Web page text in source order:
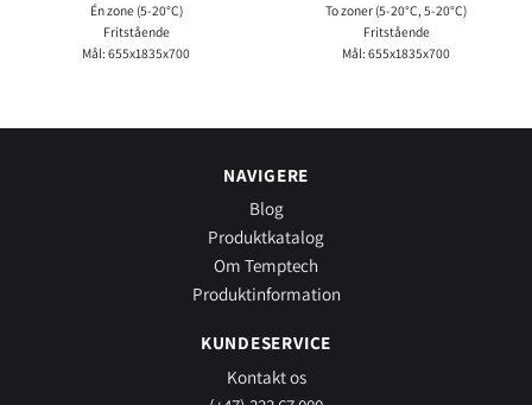
Én zone (5-20°C)
Fritstående
Mål: 655x1835x700
To zoner (5-20°C, 5-20°C)
Fritstående
Mål: 655x1835x700
NAVIGERE
Blog
Produktkatalog
Om Temptech
Produktinformation
KUNDESERVICE
Kontakt os